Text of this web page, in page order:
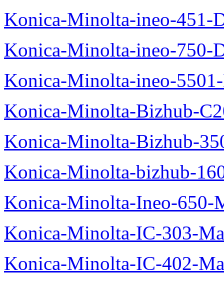
Konica-Minolta-ineo-451-
Konica-Minolta-ineo-750-
Konica-Minolta-ineo-
Konica-Minolta-Bizhub-
Konica-Minolta-Bizhub-
Konica-Minolta-bizhub-
Konica-Minolta-Ineo-650-
Konica-Minolta-IC-303-
Konica-Minolta-IC-402-